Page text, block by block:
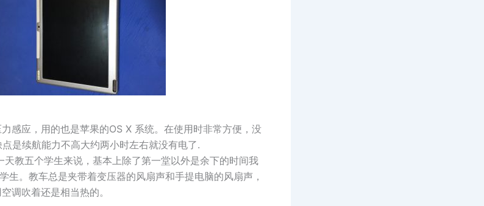
感应，用的也是苹果的OS X 系统。在使用时非常方便，没
是续航能力不高大约两小时左右就没有电了.
教五个学生来说，基本上除了第一堂以外是余下的时间我
生。教车总是夹带着变压器的风扇声和手提电脑的风扇声，
调吹着还是相当热的。